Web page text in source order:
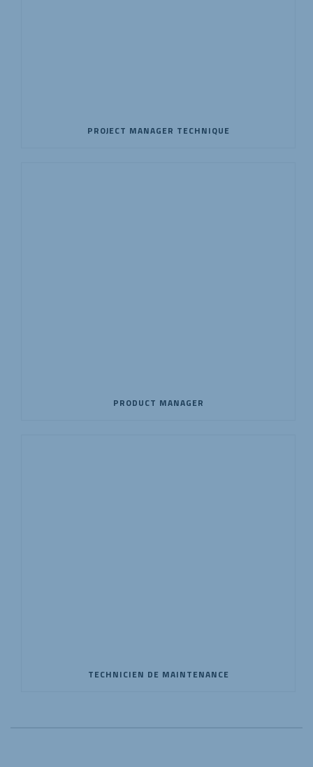
PROJECT MANAGER TECHNIQUE
PRODUCT MANAGER
TECHNICIEN DE MAINTENANCE